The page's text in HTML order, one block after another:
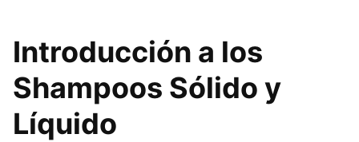
Introducción a los
Shampoos Sólido y
Líquido